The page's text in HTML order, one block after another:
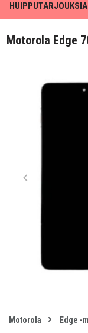
HUIPPUTARJOUKSIA
Motorola Edge
of
Motorola Edge -